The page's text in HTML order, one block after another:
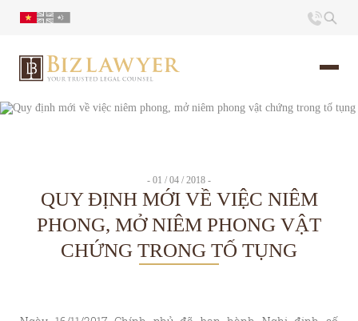
Trang chủ
- 01 / 04 / 2018 -
QUY ĐỊNH MỚI VỀ VIỆC NIÊM
PHONG, MỞ NIÊM PHONG VẬT
CHỨNG TRONG TỐ TỤNG